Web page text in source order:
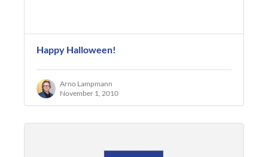
Happy Halloween!
Bei welchem dieser Kürbise habe ich mir wohl
besondere Mühe gegeben?
Arno Lampmann
November 1, 2010